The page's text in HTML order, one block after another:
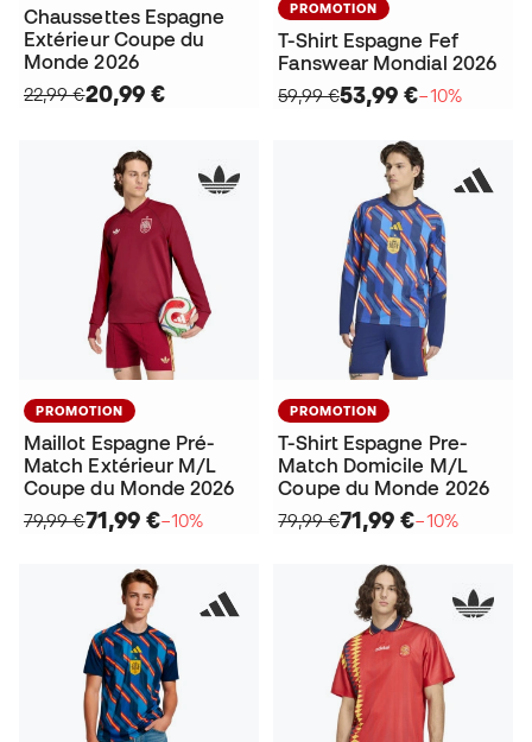
Chaussettes Espagne
Extérieur Coupe du
Monde 2026
22,99 €20,99 €
PROMOTION
T-Shirt Espagne Fef
Fanswear Mondial 2026
59,99 €53,99 €−10%
PROMOTION
Maillot Espagne Pré-
Match Extérieur M/L
Coupe du Monde 2026
79,99 €71,99 €−10%
PROMOTION
T-Shirt Espagne Pre-
Match Domicile M/L
Coupe du Monde 2026
79,99 €71,99 €−10%